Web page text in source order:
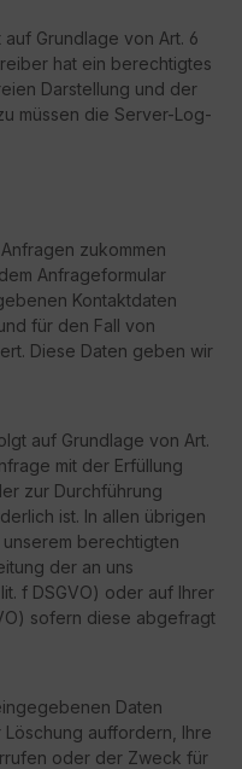
Grundlage von Art. 6
hat ein berechtigtes
Darstellung und der
müssen die Server-Log-
zukommen
Anfrageformular
Kontaktdaten
für den Fall von
Diese Daten geben wir
auf Grundlage von Art.
mit der Erfüllung
zur Durchführung
ist. In allen übrigen
berechtigten
der an uns
f DSGVO) oder auf Ihrer
sofern diese abgefragt
Daten
auffordern, Ihre
oder der Zweck für